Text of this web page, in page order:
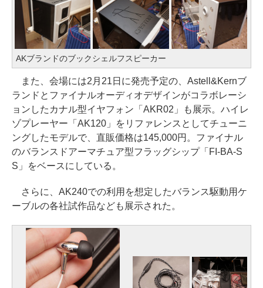
AKブランドのブックシェルフスピーカー
また、会場には2月21日に発売予定の、Astell&Kernブ
ランドとファイナルオーディオデザインがコラボレーシ
ョンしたカナル型イヤフォン「AKR02」も展示。ハイレ
ゾプレーヤー「AK120」をリファレンスとしてチューニ
ングしたモデルで、直販価格は145,000円。ファイナル
のバランスドアーマチュア型フラッグシップ「FI-BA-S
S」をベースにしている。
さらに、AK240での利用を想定したバランス駆動用ケ
ーブルの各社試作品なども展示された。